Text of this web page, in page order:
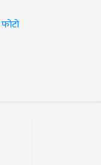
फोटो